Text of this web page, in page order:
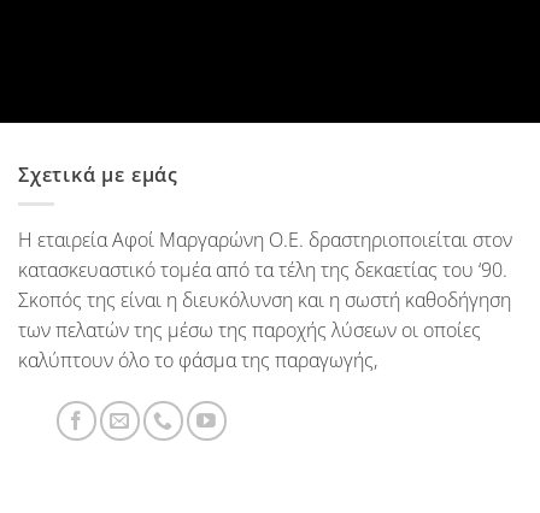
Σχετικά με εμάς
Η εταιρεία Αφοί Μαργαρώνη Ο.Ε. δραστηριοποιείται στον
κατασκευαστικό τομέα από τα τέλη της δεκαετίας του ‘90.
Σκοπός της είναι η διευκόλυνση και η σωστή καθοδήγηση
των πελατών της μέσω της παροχής λύσεων οι οποίες
καλύπτουν όλο το φάσμα της παραγωγής,